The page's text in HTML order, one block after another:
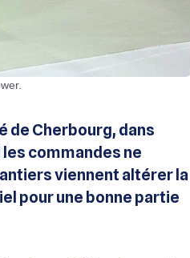
de Cherbourg, dans
commandes ne
viennent altérer la
pour une bonne partie